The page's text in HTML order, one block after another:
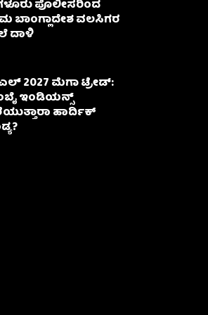
ಪೊಲೀಸರಿಂದ
ಬಾಂಗ್ಲಾದೇಶ ವಲಸಿಗರ
ದಾಳಿ
2027 ಮೆಗಾ ಟ್ರೇಡ್:
ಇಂಡಿಯನ್ಸ್
ಹಾರ್ದಿಕ್